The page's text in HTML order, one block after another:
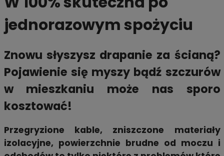
jednorazowym spożyciu
Znowu słyszysz drapanie za ścianą?
Pojawienie się myszy bądź szczurów
w mieszkaniu może nas sporo
kosztować!
Przegryzione kable, zniszczone materiały
izolacyjne, powierzchnie brudne od moczu i